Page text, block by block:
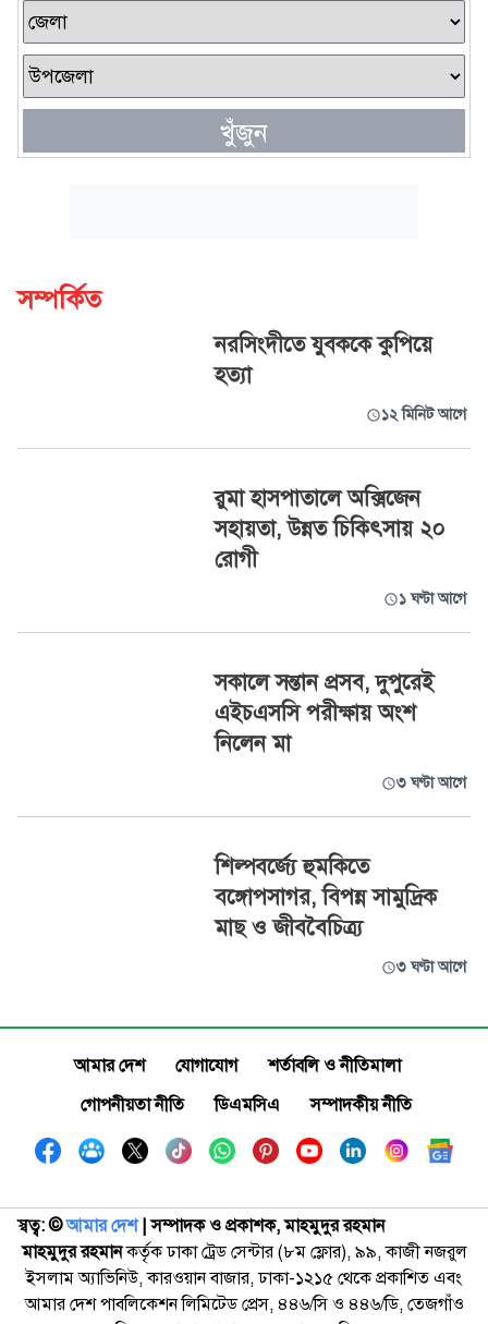
খুঁজুন
সম্পর্কিত
নরসিংদীতে যুবককে কুপিয়ে
হত্যা
১২ মিনিট আগে
রুমা হাসপাতালে অক্সিজেন
সহায়তা, উন্নত চিকিৎসায় ২০
রোগী
১ ঘণ্টা আগে
সকালে সন্তান প্রসব, দুপুরেই
এইচএসসি পরীক্ষায় অংশ
নিলেন মা
৩ ঘণ্টা আগে
শিল্পবর্জ্যে হুমকিতে
বঙ্গোপসাগর, বিপন্ন সামুদ্রিক
মাছ ও জীববৈচিত্র্য
৩ ঘণ্টা আগে
আমার দেশ যোগাযোগ
শর্তাবলি ও নীতিমালা
গোপনীয়তা নীতি
ডিএমসিএ সম্পাদকীয় নীতি
স্বত্ব: ©️আমার দেশ| সম্পাদক ও প্রকাশক, মাহমুদুর রহমান
মাহমুদুর রহমানকর্তৃক ঢাকা ট্রেড সেন্টার (৮ম ফ্লোর), ৯৯, কাজী নজরুল
ইসলাম অ্যাভিনিউ, কারওয়ান বাজার, ঢাকা-১২১৫ থেকে প্রকাশিত এবং
আমার দেশ পাবলিকেশন লিমিটেড প্রেস, ৪৪৬/সি ও ৪৪৬/ডি, তেজগাঁও